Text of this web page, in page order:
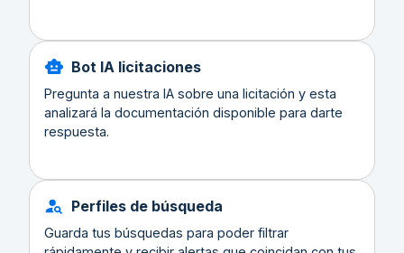
Bot IA licitaciones
Pregunta a nuestra IA sobre una licitación y esta
analizará la documentación disponible para darte
respuesta.
Perfiles de búsqueda
Guarda tus búsquedas para poder filtrar